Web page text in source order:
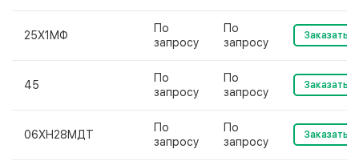
25Х1МФ
По
запросу
По
запросу
Заказать
45
По
запросу
По
запросу
Заказать
06ХН28МДТ
По
запросу
По
запросу
Заказать